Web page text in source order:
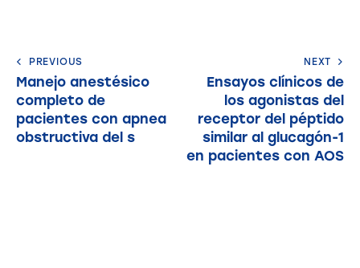
PREVIOUS
Manejo anestésico
completo de
pacientes con apnea
obstructiva del s
NEXT
Ensayos clínicos de
los agonistas del
receptor del péptido
similar al glucagón-1
en pacientes con AOS